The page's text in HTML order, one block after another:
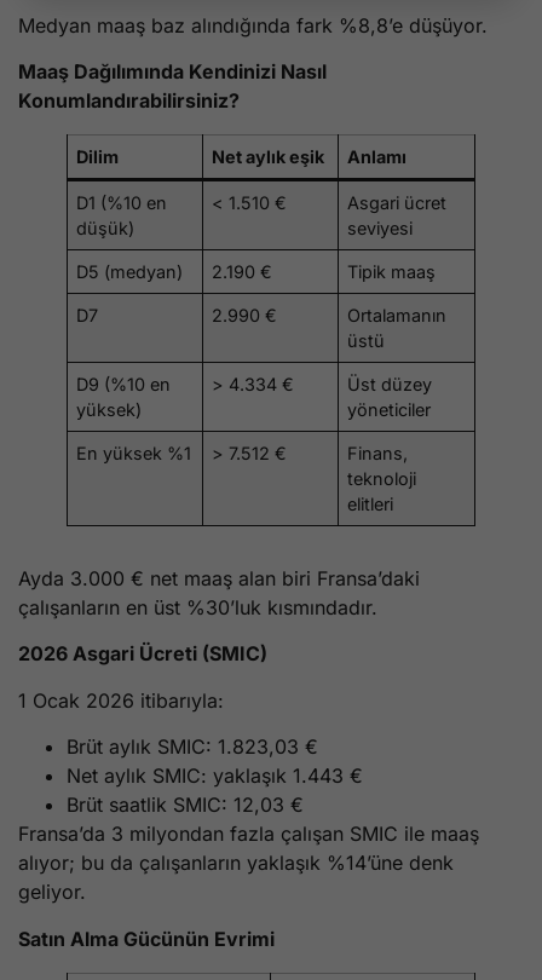
Medyan maaş baz alındığında fark %8,8’e düşüyor.
Maaş Dağılımında Kendinizi Nasıl
Konumlandırabilirsiniz?
Dilim Net aylık eşik Anlamı
D1 (%10 en
düşük)
< 1.510 €
Asgari ücret
seviyesi
D5 (medyan) 2.190 € Tipik maaş
D7 2.990 €
Ortalamanın
üstü
D9 (%10 en
yüksek)
> 4.334 €
Üst düzey
yöneticiler
En yüksek %1 > 7.512 €
Finans,
teknoloji
elitleri
Ayda 3.000 € net maaş alan biri Fransa’daki
çalışanların en üst %30’luk kısmındadır.
2026 Asgari Ücreti (SMIC)
1 Ocak 2026 itibarıyla:
Brüt aylık SMIC: 1.823,03 €
Net aylık SMIC: yaklaşık 1.443 €
Brüt saatlik SMIC: 12,03 €
Fransa’da 3 milyondan fazla çalışan SMIC ile maaş
alıyor; bu da çalışanların yaklaşık %14’üne denk
geliyor.
Satın Alma Gücünün Evrimi